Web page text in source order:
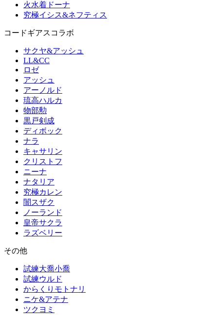
火水着ドーナ
究極イシス&ネフティス
コードギアスコラボ
サクヤ&アッシュ
LL&CC
ロゼ
アッシュ
アーノルド
琉高ハルカ
物部勲
黒戸剣成
ディボック
ナラ
キャサリン
クリストフ
ニーナ
ナタリア
究極カレン
闇スザク
ノーランド
皇帝サクラ
ラズベリー
その他
試練大喬小喬
試練ウルド
からくりモトナリ
ニケ&アテナ
ツクヨミ